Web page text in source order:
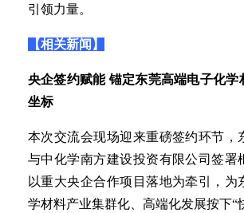
引领力量。
【相关新闻】
央企签约赋能 锚定东莞高端电子化学
坐标
本次交流会现场迎来重磅签约环节，
与中化学南方建设投资有限公司签署
以重大央企合作项目落地为牵引，为
学材料产业集群化、高端化发展按下“